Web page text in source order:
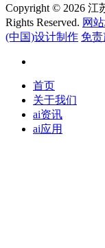
Copyright © 2026 江
Rights Reserved. 网
(中国)设计制作 免责
首页
关于我们
ai资讯
ai应用